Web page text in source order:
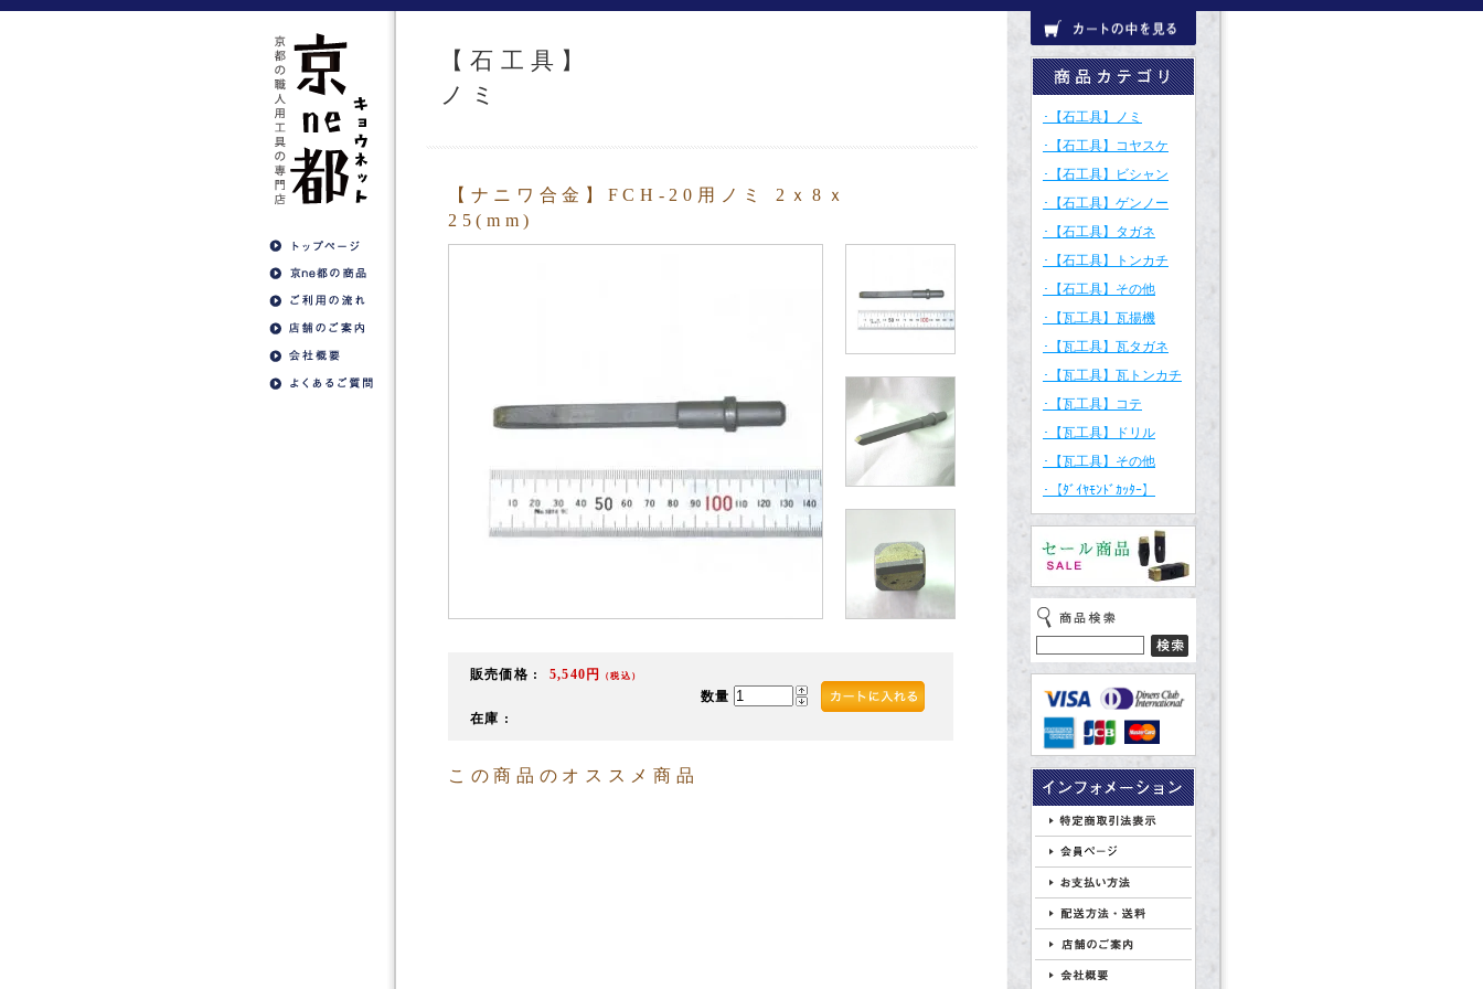
【石工具】
ノミ
【ナニワ合金】FCH-20用ノミ 2ｘ8ｘ
25(mm)
販売価格 : 5,540円 （税込）
数量
在庫 :
この商品のオススメ商品
･【石工具】ノミ
･【石工具】コヤスケ
･【石工具】ビシャン
･【石工具】ゲンノー
･【石工具】タガネ
･【石工具】トンカチ
･【石工具】その他
･【瓦工具】瓦揚機
･【瓦工具】瓦タガネ
･【瓦工具】瓦トンカチ
･【瓦工具】コテ
･【瓦工具】ドリル
･【瓦工具】その他
･【ﾀﾞｲﾔﾓﾝﾄﾞｶｯﾀｰ】